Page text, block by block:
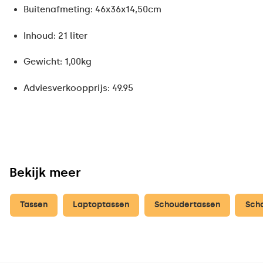
Buitenafmeting: 46x36x14,50cm
Inhoud: 21 liter
Gewicht: 1,00kg
Adviesverkoopprijs: 49.95
Bekijk meer
Tassen Laptoptassen Schoudertassen